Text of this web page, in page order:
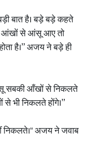
बात है। बड़े बड़े कहते
आंखों से आंसू आए तो
है।” अजय ने बड़े ही
सबकी आँखों से निकलते
से भी निकलते होंगे।”
निकलते।" अजय ने जवाब